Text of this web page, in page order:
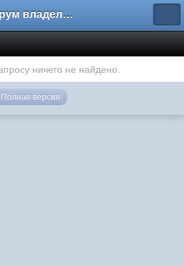
Форум владельцев интернет-магазинов
ничего не найдено.
Полная версия